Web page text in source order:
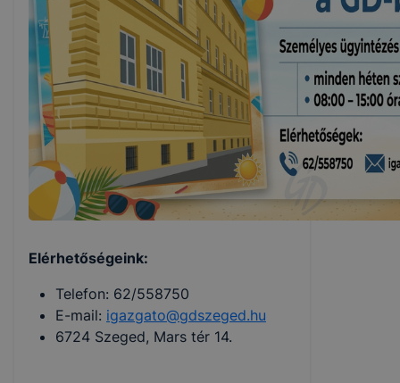
Elérhetőségeink:
Telefon: 62/558750
E-mail: igazgato@gdszeged.hu
6724 Szeged, Mars tér 14.